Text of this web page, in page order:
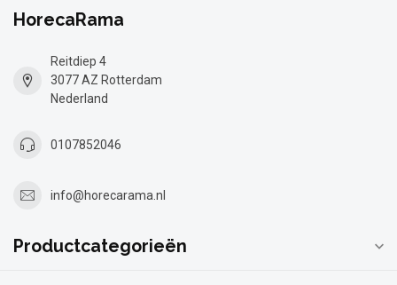
HorecaRama
Reitdiep 4
3077 AZ Rotterdam
Nederland
0107852046
info@horecarama.nl
Productcategorieën